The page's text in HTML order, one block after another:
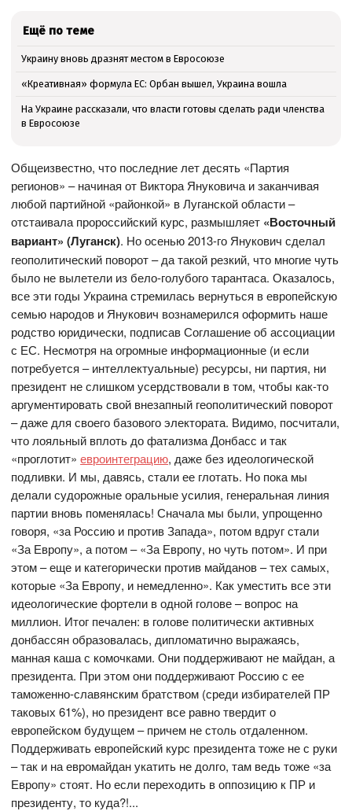
Ещё по теме
Украину вновь дразнят местом в Евросоюзе
«Креативная» формула ЕС: Орбан вышел, Украина вошла
На Украине рассказали, что власти готовы сделать ради членства
в Евросоюзе
Общеизвестно, что последние лет десять «Партия
регионов» – начиная от Виктора Януковича и заканчивая
любой партийной «районкой» в Луганской области –
отстаивала пророссийский курс, размышляет «Восточный
вариант» (Луганск). Но осенью 2013-го Янукович сделал
геополитический поворот – да такой резкий, что многие чуть
было не вылетели из бело-голубого тарантаса. Оказалось,
все эти годы Украина стремилась вернуться в европейскую
семью народов и Янукович вознамерился оформить наше
родство юридически, подписав Соглашение об ассоциации
с ЕС. Несмотря на огромные информационные (и если
потребуется – интеллектуальные) ресурсы, ни партия, ни
президент не слишком усердствовали в том, чтобы как-то
аргументировать свой внезапный геополитический поворот
– даже для своего базового электората. Видимо, посчитали,
что лояльный вплоть до фатализма Донбасс и так
«проглотит»евроинтеграцию, даже без идеологической
подливки. И мы, давясь, стали ее глотать. Но пока мы
делали судорожные оральные усилия, генеральная линия
партии вновь поменялась! Сначала мы были, упрощенно
говоря, «за Россию и против Запада», потом вдруг стали
«За Европу», а потом – «За Европу, но чуть потом». И при
этом – еще и категорически против майданов – тех самых,
которые «За Европу, и немедленно». Как уместить все эти
идеологические фортели в одной голове – вопрос на
миллион. Итог печален: в голове политически активных
донбассян образовалась, дипломатично выражаясь,
манная каша с комочками. Они поддерживают не майдан, а
президента. При этом они поддерживают Россию с ее
таможенно-славянским братством (среди избирателей ПР
таковых 61%), но президент все равно твердит о
европейском будущем – причем не столь отдаленном.
Поддерживать европейский курс президента тоже не с руки
– так и на евромайдан укатить не долго, там ведь тоже «за
Европу» стоят. Но если переходить в оппозицию к ПР и
президенту, то куда?!...